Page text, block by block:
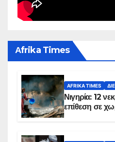
Αfrika Times
AFRIKA TIMES
Νιγηρία: 12
επίθεση σε